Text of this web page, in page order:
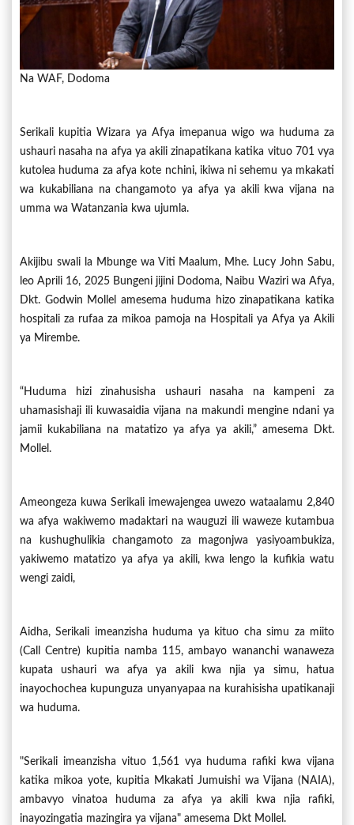
Na WAF, Dodoma
Serikali kupitia Wizara ya Afya imepanua wigo wa huduma za
ushauri nasaha na afya ya akili zinapatikana katika vituo 701 vya
kutolea huduma za afya kote nchini, ikiwa ni sehemu ya mkakati
wa kukabiliana na changamoto ya afya ya akili kwa vijana na
umma wa Watanzania kwa ujumla.
Akijibu swali la Mbunge wa Viti Maalum, Mhe. Lucy John Sabu,
leo Aprili 16, 2025 Bungeni jijini Dodoma, Naibu Waziri wa Afya,
Dkt. Godwin Mollel amesema huduma hizo zinapatikana katika
hospitali za rufaa za mikoa pamoja na Hospitali ya Afya ya Akili
ya Mirembe.
“Huduma hizi zinahusisha ushauri nasaha na kampeni za
uhamasishaji ili kuwasaidia vijana na makundi mengine ndani ya
jamii kukabiliana na matatizo ya afya ya akili,” amesema Dkt.
Mollel.
Ameongeza kuwa Serikali imewajengea uwezo wataalamu 2,840
wa afya wakiwemo madaktari na wauguzi ili waweze kutambua
na kushughulikia changamoto za magonjwa yasiyoambukiza,
yakiwemo matatizo ya afya ya akili, kwa lengo la kufikia watu
wengi zaidi,
Aidha, Serikali imeanzisha huduma ya kituo cha simu za miito
(Call Centre) kupitia namba 115, ambayo wananchi wanaweza
kupata ushauri wa afya ya akili kwa njia ya simu, hatua
inayochochea kupunguza unyanyapaa na kurahisisha upatikanaji
wa huduma.
"Serikali imeanzisha vituo 1,561 vya huduma rafiki kwa vijana
katika mikoa yote, kupitia Mkakati Jumuishi wa Vijana (NAIA),
ambavyo vinatoa huduma za afya ya akili kwa njia rafiki,
inayozingatia mazingira ya vijana" amesema Dkt Mollel.